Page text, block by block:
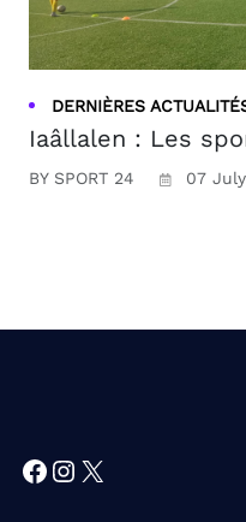
DERNIÈRES
Iaâllalen : Les
BY SPORT 24 07
Facebook
Instagram
X